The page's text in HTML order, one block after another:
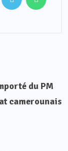
du PM
camerounais